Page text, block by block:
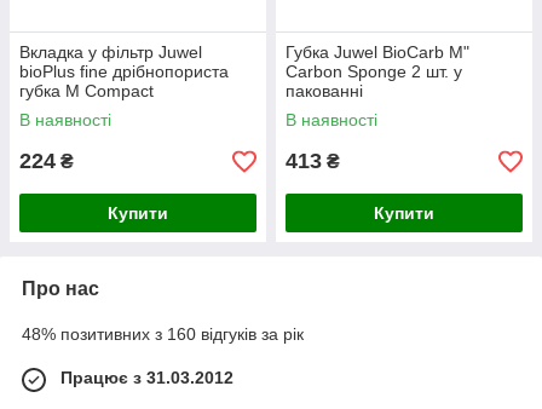
Вкладка у фільтр Juwel
bioPlus fine дрібнопориста
губка M Compact
В наявності
224 ₴
Купити
Губка Juwel BioCarb M"
Carbon Sponge 2 шт. у
пакованні
В наявності
413 ₴
Купити
Про нас
48% позитивних з 160 відгуків за рік
Працює з 31.03.2012